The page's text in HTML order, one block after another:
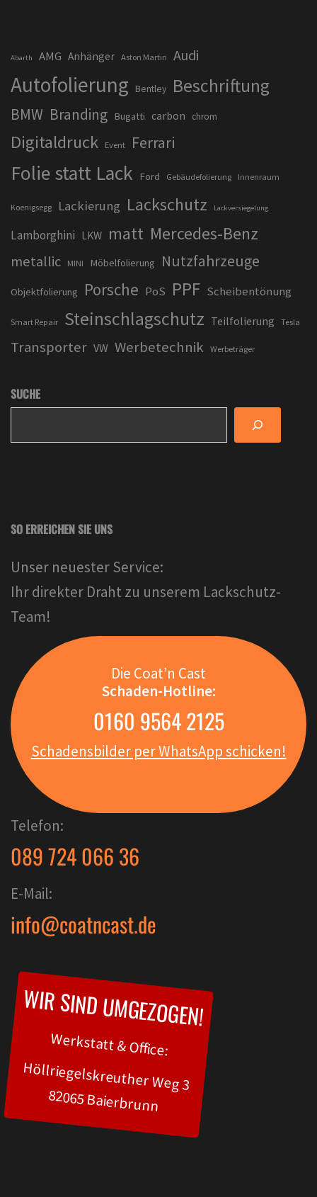
Abarth AMG Anhänger Aston Martin Audi
Autofolierung Bentley Beschriftung
BMW Branding Bugatti carbon chrom
Digitaldruck Event Ferrari
Folie statt Lack Ford Gebäudefolierung Innenraum
Koenigsegg Lackierung Lackschutz Lackversiegelung
Lamborghini LKW matt Mercedes-Benz
metallic MINI Möbelfolierung Nutzfahrzeuge
Objektfolierung Porsche PoS PPF Scheibentönung
Smart Repair Steinschlagschutz Teilfolierung Tesla
Transporter VW Werbetechnik Werbeträger
SUCHE
SO ERREICHEN SIE UNS
Unser neuester Service:
Ihr direkter Draht zu unserem Lackschutz-
Team!
Die Coat’n Cast
Schaden-Hotline:
0160 9564 2125
Schadensbilder per WhatsApp schicken!
Telefon:
089 724 066 36
E-Mail:
info@coatncast.de
WIR SIND UMGEZOGEN!
Werkstatt & Office:
Höllriegelskreuther Weg 3
82065 Baierbrunn